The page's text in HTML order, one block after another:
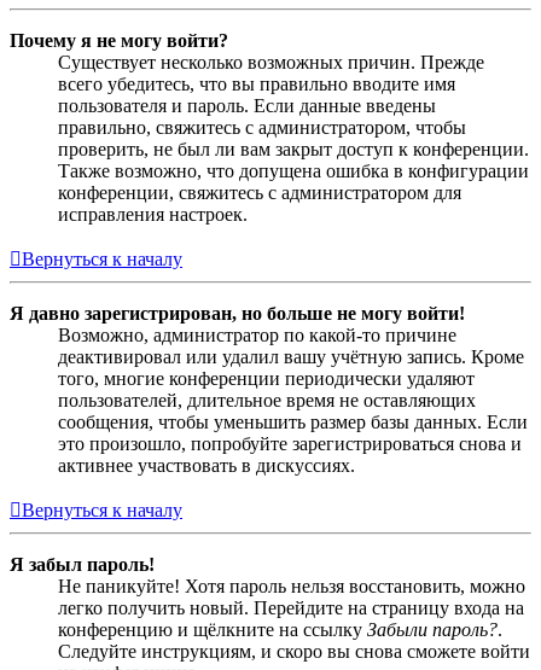
Почему я не могу войти?
Существует несколько возможных причин. Прежде
всего убедитесь, что вы правильно вводите имя
пользователя и пароль. Если данные введены
правильно, свяжитесь с администратором, чтобы
проверить, не был ли вам закрыт доступ к конференции.
Также возможно, что допущена ошибка в конфигурации
конференции, свяжитесь с администратором для
исправления настроек.
Вернуться к началу
Я давно зарегистрирован, но больше не могу войти!
Возможно, администратор по какой-то причине
деактивировал или удалил вашу учётную запись. Кроме
того, многие конференции периодически удаляют
пользователей, длительное время не оставляющих
сообщения, чтобы уменьшить размер базы данных. Если
это произошло, попробуйте зарегистрироваться снова и
активнее участвовать в дискуссиях.
Вернуться к началу
Я забыл пароль!
Не паникуйте! Хотя пароль нельзя восстановить, можно
легко получить новый. Перейдите на страницу входа на
конференцию и щёлкните на ссылку Забыли пароль?.
Следуйте инструкциям, и скоро вы снова сможете войти